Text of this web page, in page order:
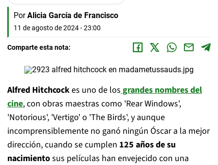
Por Alicia García de Francisco
11 de agosto de 2024 - 23:00
Comparte esta nota:
Alfred Hitchcockes uno de losgrandes nombres del
cine, con obras maestras como 'Rear Windows',
'Notorious', 'Vertigo' o 'The Birds', y aunque
incomprensiblemente no ganó ningún Óscar a la mejor
dirección, cuando se cumplen 125 años de su
nacimientosus películas han envejecido con una